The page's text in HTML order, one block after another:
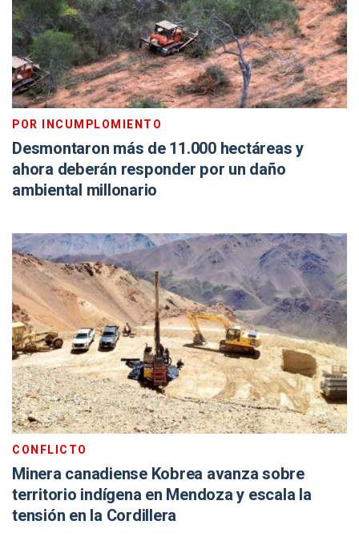
POR INCUMPLOMIENTO
Desmontaron más de 11.000 hectáreas y
ahora deberán responder por un daño
ambiental millonario
CONFLICTO
Minera canadiense Kobrea avanza sobre
territorio indígena en Mendoza y escala la
tensión en la Cordillera